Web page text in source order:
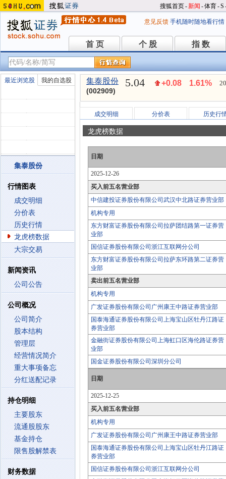
搜狐首页-新闻 -体育-S
意见反馈 手机随时随地看行情
首 页
首 页 个 股
个 股 指 数
指 数
最近浏览股 我的自选股
集泰股份
行情图表
成交明细
分价表
历史行情
龙虎榜数据
大宗交易
新闻资讯
公司公告
公司概况
公司简介
股本结构
管理层
经营情况简介
重大事项备忘
分红送配记录
持仓明细
主要股东
流通股股东
基金持仓
限售股解禁表
财务数据
集泰股份
(002909)
5.04 +0.08 1.61%
成交明细 分价表 历史行
龙虎榜数据
日期
2025-12-26
买入前五名营业部
中信建投证券股份有限公司武汉中北路证券营业部
机构专用
东方财富证券股份有限公司拉萨团结路第一证券营
业部
国信证券股份有限公司浙江互联网分公司
东方财富证券股份有限公司拉萨东环路第二证券营
业部
卖出前五名营业部
机构专用
广发证券股份有限公司广州康王中路证券营业部
国泰海通证券股份有限公司上海宝山区牡丹江路证
券营业部
金融街证券股份有限公司上海虹口区海伦路证券营
业部
国金证券股份有限公司深圳分公司
日期
2025-12-25
买入前五名营业部
机构专用
广发证券股份有限公司广州康王中路证券营业部
国泰海通证券股份有限公司上海宝山区牡丹江路证
券营业部
国信证券股份有限公司浙江互联网分公司